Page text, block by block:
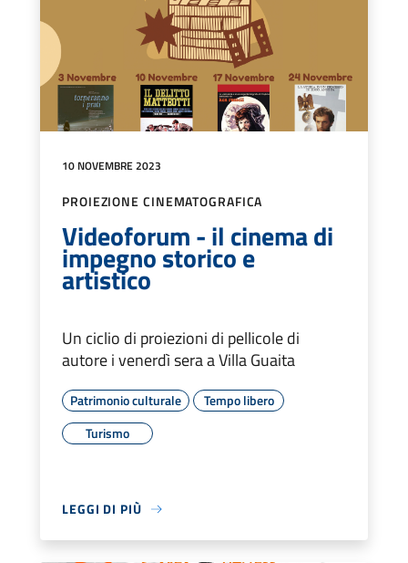
10 NOVEMBRE 2023
PROIEZIONE CINEMATOGRAFICA
Videoforum - il cinema di
impegno storico e
artistico
Un ciclio di proiezioni di pellicole di
autore i venerdì sera a Villa Guaita
Patrimonio culturale
Tempo libero
Turismo
LEGGI DI PIÙ